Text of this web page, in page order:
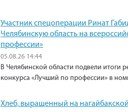
Участник спецоперации Ринат
Челябинскую область на
профессии»
05.08.26 14:44
В Челябинской области подвели итоги
конкурса «Лучший по профессии» в
Хлеб, выращенный на